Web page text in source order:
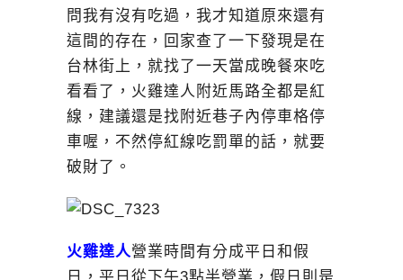
問我有沒有吃過，我才知道原來還有
這間的存在，回家查了一下發現是在
台林街上，就找了一天當成晚餐來吃
看看了，火雞達人附近馬路全都是紅
線，建議還是找附近巷子內停車格停
車喔，不然停紅線吃罰單的話，就要
破財了。
火雞達人營業時間有分成平日和假